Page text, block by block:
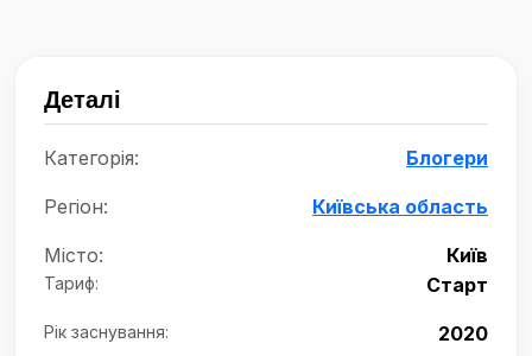
Деталі
Категорія: Блогери
Регіон: Київська область
Місто: Київ
Тариф: Старт
Рік заснування: 2020